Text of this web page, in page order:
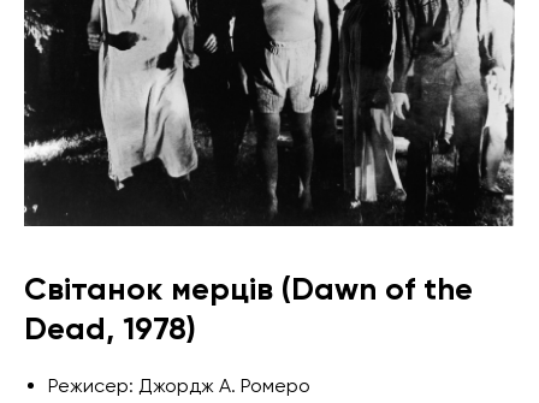
Світанок мерців (Dawn of the
Dead, 1978)
Режисер: Джордж А. Ромеро